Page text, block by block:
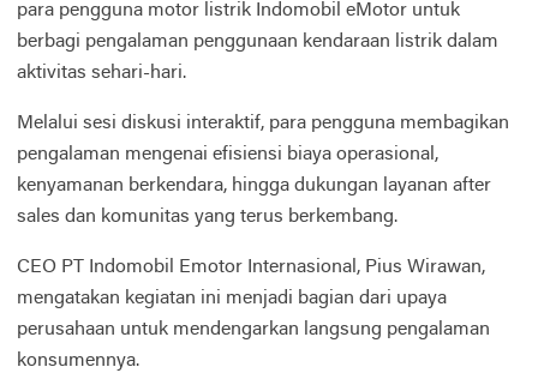
para pengguna motor listrik Indomobil eMotor untuk
berbagi pengalaman penggunaan kendaraan listrik dalam
aktivitas sehari-hari.
Melalui sesi diskusi interaktif, para pengguna membagikan
pengalaman mengenai efisiensi biaya operasional,
kenyamanan berkendara, hingga dukungan layanan after
sales dan komunitas yang terus berkembang.
CEO PT Indomobil Emotor Internasional, Pius Wirawan,
mengatakan kegiatan ini menjadi bagian dari upaya
perusahaan untuk mendengarkan langsung pengalaman
konsumennya.